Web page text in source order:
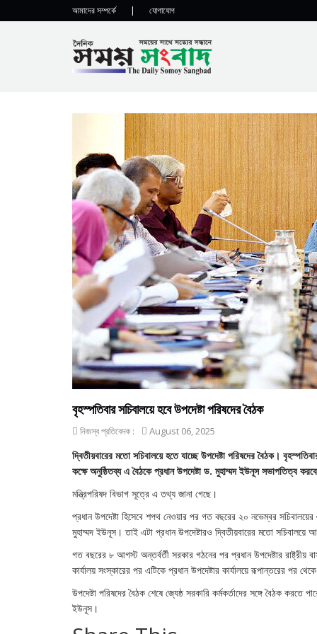
আমাদের সম্পর্কে | যোগাযোগ
বৃহস্পতিবার সচিবালয়ে হবে উপদেষ্টা পরিষদের বৈঠক
নিজস্ব প্রতিবেদক : August 06, 2025
দ্বিতীয়বারের মতো সচিবালয়ে হতে যাচ্ছে উপদেষ্টা পরিষদের বৈঠক।
কক্ষে অনুষ্ঠিতব্য এ বৈঠকে প্রধান উপদেষ্টা ড. মুহাম্মদ ইউনূস সভাপতিত্ব
মন্ত্রিপরিষদ বিভাগ সূত্রে এ তথ্য জানা গেছে।
প্রধান উপদেষ্টা হিসেবে শপথ নেওয়ার পর গত বছরের ২০ নভেম্বর
মুহাম্মদ ইউনূস। তাই এটা প্রধান উপদেষ্টারও দ্বিতীয়বারের মতো
গত বছরের ৮ আগস্ট অন্তর্বর্তী সরকার গঠনের পর প্রধান উপদেষ্টার রাষ্ট্রীয়
কার্যালয় সংস্কারের পর এটিকে প্রধান উপদেষ্টার কার্যালয়ে রূপান্তরের পর
উপদেষ্টা পরিষদের বৈঠক শেষে জ্যেষ্ঠ সরকারি কর্মকর্তাদের সঙ্গে বৈঠক করতে
ইউনূস।